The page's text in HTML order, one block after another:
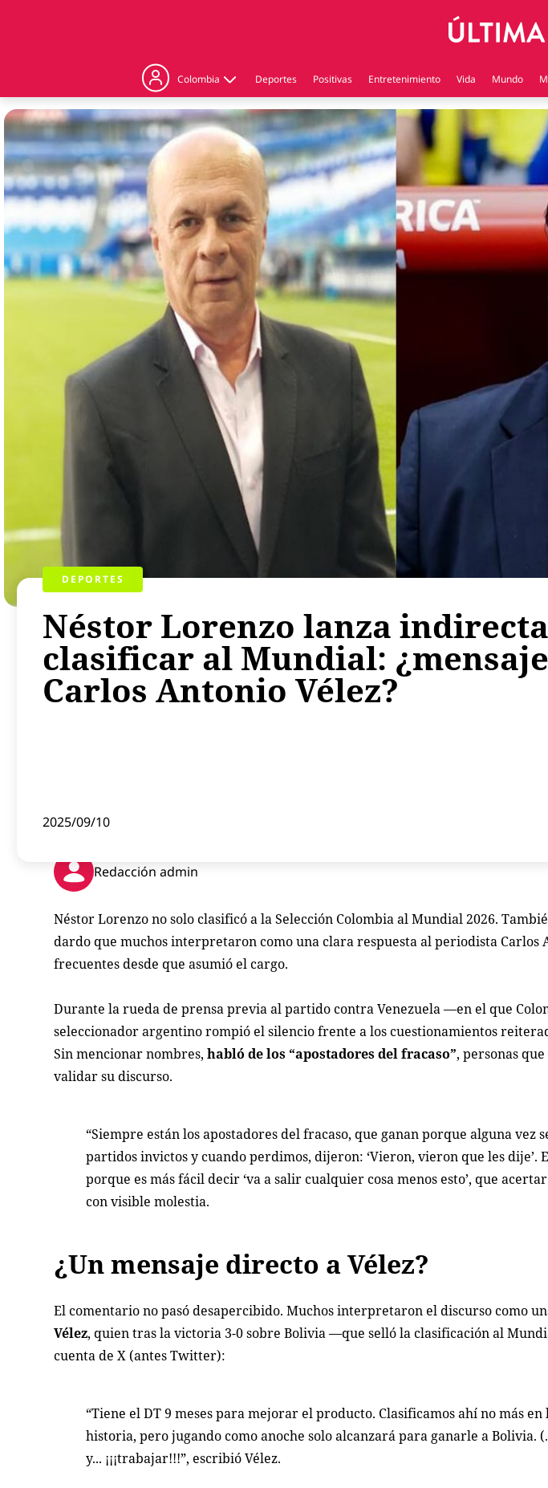
Colombia
Judicial
Politica
Regiones
Deportes Positivas Entretenimiento Vida Mundo
DEPORTES
Néstor Lorenzo lanza
clasificar al Mundial:
Carlos Antonio Vélez?
2025/09/10
Redacción admin
Néstor Lorenzo no solo clasificó a la Selección Colombia al Mundial 2026.
dardo que muchos interpretaron como una clara respuesta al periodista Carlos
frecuentes desde que asumió el cargo.
Durante la rueda de prensa previa al partido contra Venezuela —en el que
seleccionador argentino rompió el silencio frente a los cuestionamientos
Sin mencionar nombres,habló de los “apostadores del fracaso”, personas
validar su discurso.
“Siempre están los apostadores del fracaso, que ganan porque alguna vez
partidos invictos y cuando perdimos, dijeron: ‘Vieron, vieron que les dije’.
porque es más fácil decir ‘va a salir cualquier cosa menos esto’, que
con visible molestia.
¿Un mensaje directo a Vélez?
El comentario no pasó desapercibido. Muchos interpretaron el discurso como
Vélez, quien tras la victoria 3-0 sobre Bolivia —que selló la clasificación al
cuenta de X (antes Twitter):
“Tiene el DT 9 meses para mejorar el producto. Clasificamos ahí no más
historia, pero jugando como anoche solo alcanzará para ganarle a Bolivia.
y... ¡¡¡trabajar!!!”, escribió Vélez.